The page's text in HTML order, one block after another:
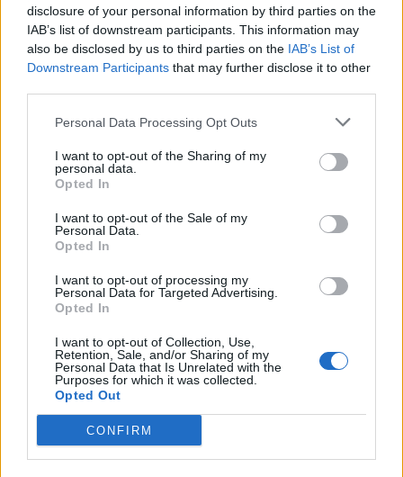
disclosure of your personal information by third parties on the
IAB’s list of downstream participants. This information may
also be disclosed by us to third parties on the IAB’s List of
Downstream Participants that may further disclose it to other
Personal Data Processing Opt Outs
I want to opt-out of the Sharing of my
personal data.
Opted In
I want to opt-out of the Sale of my
Personal Data.
Opted In
I want to opt-out of processing my
Personal Data for Targeted Advertising.
Opted In
I want to opt-out of Collection, Use,
Retention, Sale, and/or Sharing of my
Personal Data that Is Unrelated with the
Purposes for which it was collected.
Opted Out
CONFIRM
CONDIVIDERE:
VALUTARE: